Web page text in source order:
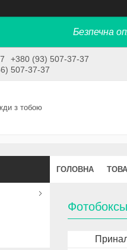
Безпечна
+380 (93) 507-37-37
507-37-37
з тобою
ГОЛОВНА